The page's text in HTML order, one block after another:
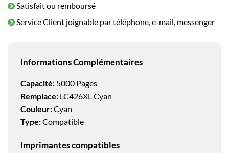
Satisfait ou remboursé
Service Client joignable par téléphone, e-mail, messenger
Informations Complémentaires
Capacité: 5000 Pages
Remplace: LC426XL Cyan
Couleur:Cyan
Type:Compatible
Imprimantes compatibles